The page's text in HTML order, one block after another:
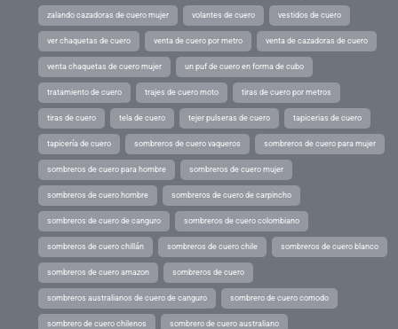
zalando cazadoras de cuero mujer volantes de cuero vestidos de cuero
ver chaquetas de cuero venta de cuero por metro venta de cazadoras de cuero
venta chaquetas de cuero mujer un puf de cuero en forma de cubo
tratamiento de cuero trajes de cuero moto tiras de cuero por metros
tiras de cuero tela de cuero tejer pulseras de cuero tapicerias de cuero
tapicería de cuero sombreros de cuero vaqueros sombreros de cuero para mujer
sombreros de cuero para hombre sombreros de cuero mujer
sombreros de cuero hombre sombreros de cuero de carpincho
sombreros de cuero de canguro sombreros de cuero colombiano
sombreros de cuero chillán sombreros de cuero chile sombreros de cuero blanco
sombreros de cuero amazon sombreros de cuero
sombreros australianos de cuero de canguro sombrero de cuero comodo
sombrero de cuero chilenos sombrero de cuero australiano